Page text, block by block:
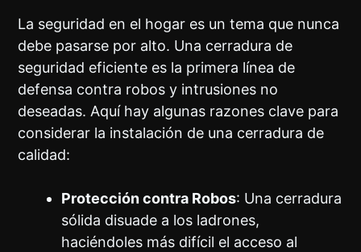
La seguridad en el hogar es un tema que nunca
debe pasarse por alto. Una cerradura de
seguridad eficiente es la primera línea de
defensa contra robos y intrusiones no
deseadas. Aquí hay algunas razones clave para
considerar la instalación de una cerradura de
calidad:
Protección contra Robos: Una cerradura
sólida disuade a los ladrones,
haciéndoles más difícil el acceso al